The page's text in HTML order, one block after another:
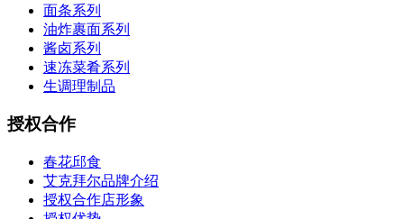
面条系列
油炸裹面系列
酱卤系列
速冻菜肴系列
生调理制品
授权合作
春花邱食
艾克拜尔品牌介绍
授权合作店形象